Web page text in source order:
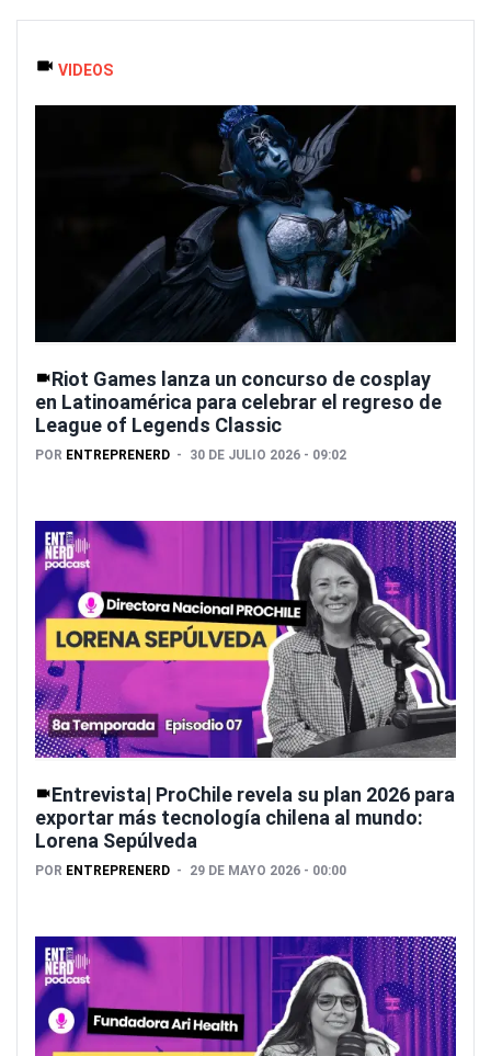
VIDEOS
Riot Games lanza un concurso de cosplay
en Latinoamérica para celebrar el regreso de
League of Legends Classic
POR ENTREPRENERD 30 DE JULIO 2026 - 09:02
Entrevista| ProChile revela su plan 2026 para
exportar más tecnología chilena al mundo:
Lorena Sepúlveda
POR ENTREPRENERD 29 DE MAYO 2026 - 00:00